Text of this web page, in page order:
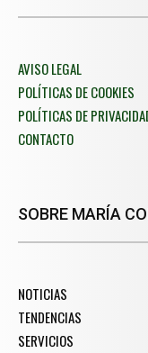
AVISO LEGAL
POLÍTICAS DE COOKIES
POLÍTICAS DE
CONTACTO
SOBRE MARÍA
NOTICIAS
TENDENCIAS
SERVICIOS